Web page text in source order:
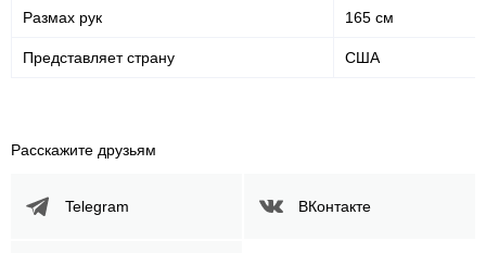
Размах рук 165 см
Представляет страну США
Расскажите друзьям
Telegram ВКонтакте